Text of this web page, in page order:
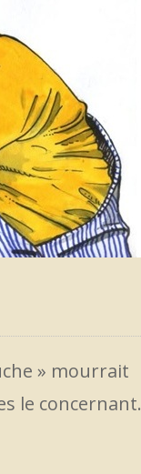
» mourrait
le concernant.